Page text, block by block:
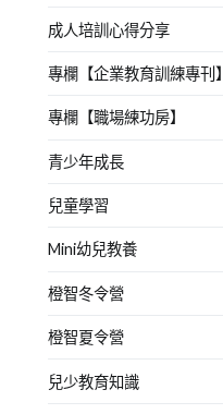
成人培訓心得分享
專欄【企業教育訓練專刊】
專欄【職場練功房】
青少年成長
兒童學習
Mini幼兒教養
橙智冬令營
橙智夏令營
兒少教育知識